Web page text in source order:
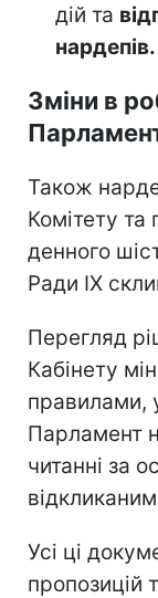
дій та
нардепів.
Зміни в
Також
Комітету та
денного
Ради IX
Перегляд
Кабінету
правилами,
Парламент
читанні за
Усі ці
пропозицій